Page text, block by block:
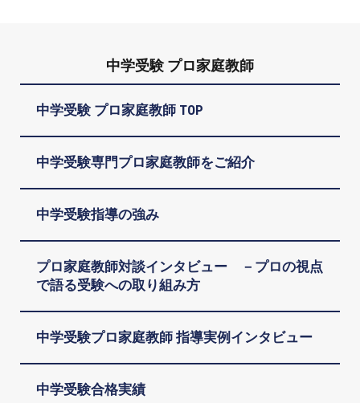
中学受験 プロ家庭教師
中学受験 プロ家庭教師 TOP
中学受験専門プロ家庭教師をご紹介
中学受験指導の強み
プロ家庭教師対談インタビュー －プロの視点
で語る受験への取り組み方
中学受験プロ家庭教師 指導実例インタビュー
中学受験合格実績